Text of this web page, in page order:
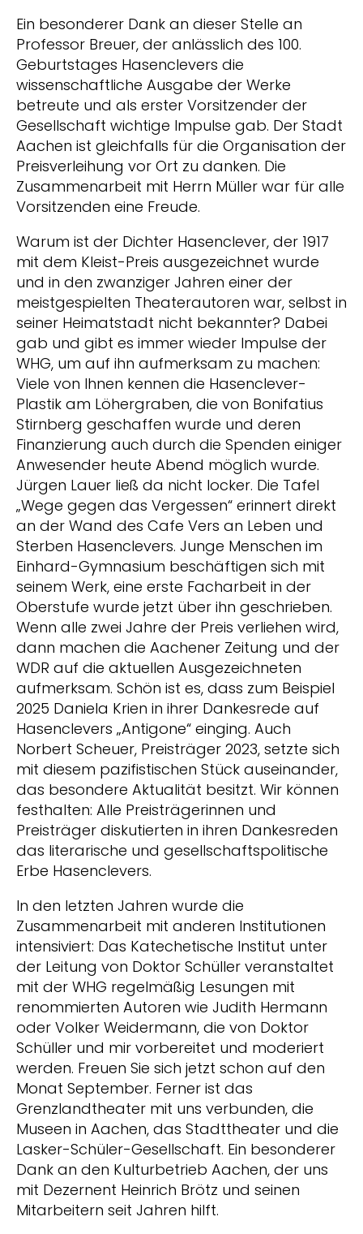
Ein besonderer Dank an dieser Stelle an
Professor Breuer, der anlässlich des 100.
Geburtstages Hasenclevers die
wissenschaftliche Ausgabe der Werke
betreute und als erster Vorsitzender der
Gesellschaft wichtige Impulse gab. Der Stadt
Aachen ist gleichfalls für die Organisation der
Preisverleihung vor Ort zu danken. Die
Zusammenarbeit mit Herrn Müller war für alle
Vorsitzenden eine Freude.
Warum ist der Dichter Hasenclever, der 1917
mit dem Kleist-Preis ausgezeichnet wurde
und in den zwanziger Jahren einer der
meistgespielten Theaterautoren war, selbst in
seiner Heimatstadt nicht bekannter? Dabei
gab und gibt es immer wieder Impulse der
WHG, um auf ihn aufmerksam zu machen:
Viele von Ihnen kennen die Hasenclever-
Plastik am Löhergraben, die von Bonifatius
Stirnberg geschaffen wurde und deren
Finanzierung auch durch die Spenden einiger
Anwesender heute Abend möglich wurde.
Jürgen Lauer ließ da nicht locker. Die Tafel
„Wege gegen das Vergessen“ erinnert direkt
an der Wand des Cafe Vers an Leben und
Sterben Hasenclevers. Junge Menschen im
Einhard-Gymnasium beschäftigen sich mit
seinem Werk, eine erste Facharbeit in der
Oberstufe wurde jetzt über ihn geschrieben.
Wenn alle zwei Jahre der Preis verliehen wird,
dann machen die Aachener Zeitung und der
WDR auf die aktuellen Ausgezeichneten
aufmerksam. Schön ist es, dass zum Beispiel
2025 Daniela Krien in ihrer Dankesrede auf
Hasenclevers „Antigone“ einging. Auch
Norbert Scheuer, Preisträger 2023, setzte sich
mit diesem pazifistischen Stück auseinander,
das besondere Aktualität besitzt. Wir können
festhalten: Alle Preisträgerinnen und
Preisträger diskutierten in ihren Dankesreden
das literarische und gesellschaftspolitische
Erbe Hasenclevers.
In den letzten Jahren wurde die
Zusammenarbeit mit anderen Institutionen
intensiviert: Das Katechetische Institut unter
der Leitung von Doktor Schüller veranstaltet
mit der WHG regelmäßig Lesungen mit
renommierten Autoren wie Judith Hermann
oder Volker Weidermann, die von Doktor
Schüller und mir vorbereitet und moderiert
werden. Freuen Sie sich jetzt schon auf den
Monat September. Ferner ist das
Grenzlandtheater mit uns verbunden, die
Museen in Aachen, das Stadttheater und die
Lasker-Schüler-Gesellschaft. Ein besonderer
Dank an den Kulturbetrieb Aachen, der uns
mit Dezernent Heinrich Brötz und seinen
Mitarbeitern seit Jahren hilft.